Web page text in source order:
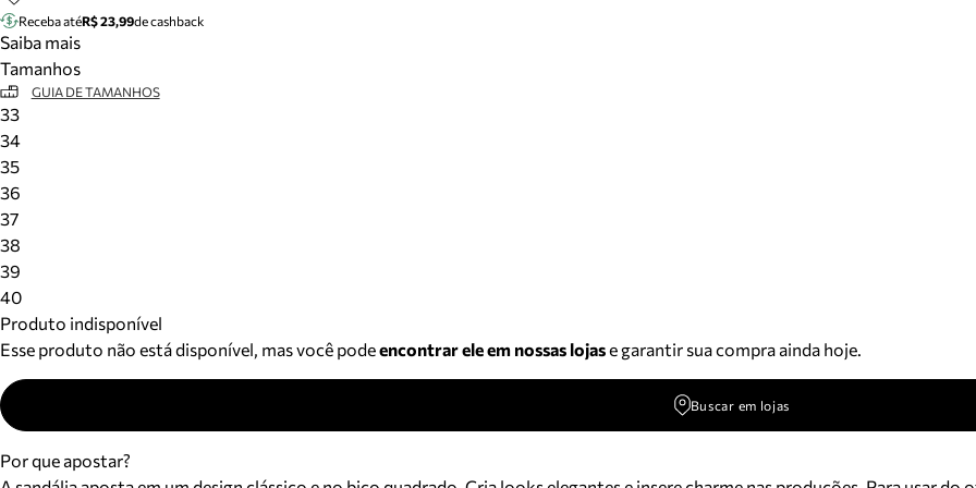
Receba atéR$ 23,99de cashback
Saiba mais
Tamanhos
GUIA DE TAMANHOS
33
34
35
36
37
38
39
40
Produto indisponível
Esse produto não está disponível, mas você podeencontrar ele em nossas lojase garantir sua compra ainda hoje.
Buscar em lojas
Por que apostar?